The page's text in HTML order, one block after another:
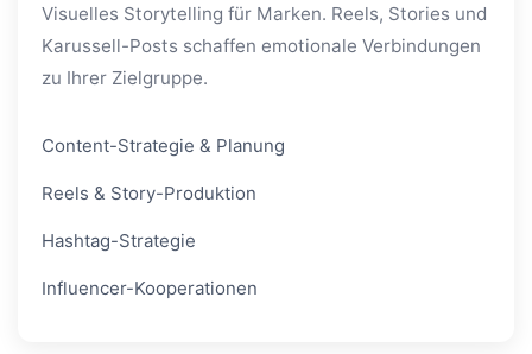
Visuelles Storytelling für Marken. Reels, Stories und
Karussell-Posts schaffen emotionale Verbindungen
zu Ihrer Zielgruppe.
Content-Strategie & Planung
Reels & Story-Produktion
Hashtag-Strategie
Influencer-Kooperationen